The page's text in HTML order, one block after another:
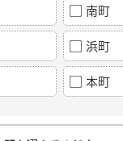
南町
浜町
本町